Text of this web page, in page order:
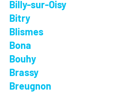
Billy-sur-Oisy
Bitry
Blismes
Bona
Bouhy
Brassy
Breugnon